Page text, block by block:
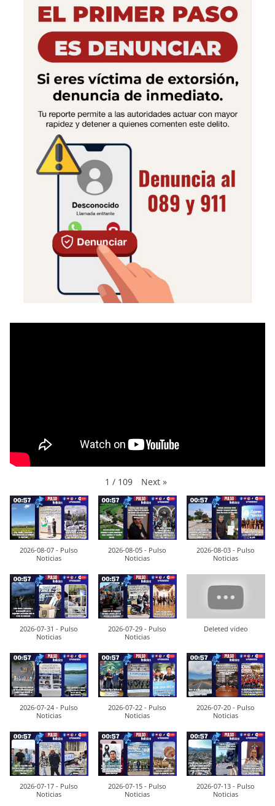
1 / 109 Next »
2026-08-07 - Pulso
Noticias
2026-08-05 - Pulso
Noticias
2026-08-03 - Pulso
Noticias
2026-07-31 - Pulso
Noticias
2026-07-29 - Pulso
Noticias
Deleted video
2026-07-24 - Pulso
Noticias
2026-07-22 - Pulso
Noticias
2026-07-20 - Pulso
Noticias
2026-07-17 - Pulso
Noticias
2026-07-15 - Pulso
Noticias
2026-07-13 - Pulso
Noticias